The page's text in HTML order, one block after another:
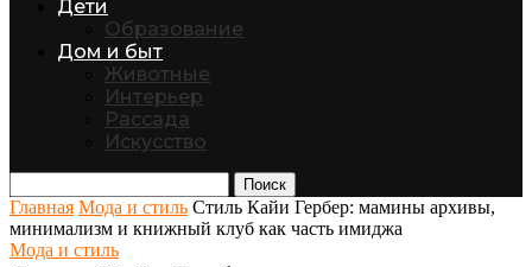
Дети
Образование
Дом и быт
Животные
Интерьер
Рассада
Искусство
Поиск
Главная Мода и стиль Стиль Кайи Гербер: мамины архивы,
минимализм и книжный клуб как часть имиджа
Мода и стиль